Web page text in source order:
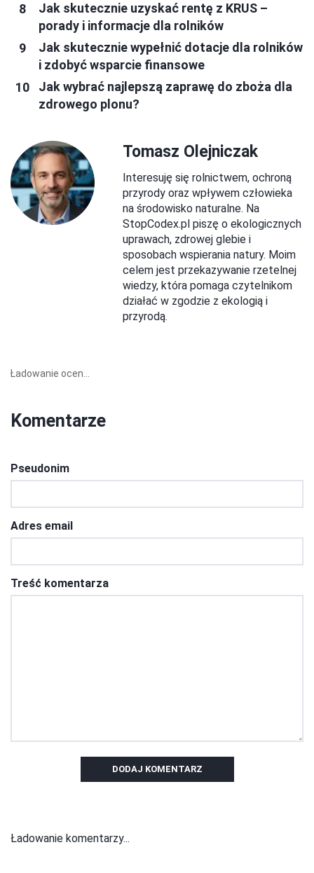
Jak skutecznie uzyskać rentę z KRUS –
porady i informacje dla rolników
Jak skutecznie wypełnić dotacje dla rolników
i zdobyć wsparcie finansowe
Jak wybrać najlepszą zaprawę do zboża dla
zdrowego plonu?
Tomasz Olejniczak
Interesuję się rolnictwem, ochroną
przyrody oraz wpływem człowieka
na środowisko naturalne. Na
StopCodex.pl piszę o ekologicznych
uprawach, zdrowej glebie i
sposobach wspierania natury. Moim
celem jest przekazywanie rzetelnej
wiedzy, która pomaga czytelnikom
działać w zgodzie z ekologią i
przyrodą.
Ładowanie ocen...
Komentarze
Pseudonim
Adres email
Treść komentarza
DODAJ KOMENTARZ
Ładowanie komentarzy...